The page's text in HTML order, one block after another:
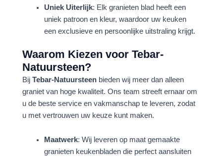
Uniek Uiterlijk: Elk granieten blad heeft een
uniek patroon en kleur, waardoor uw keuken
een exclusieve en persoonlijke uitstraling krijgt.
Waarom Kiezen voor Tebar-
Natuursteen?
Bij Tebar-Natuursteen bieden wij meer dan alleen
graniet van hoge kwaliteit. Ons team streeft ernaar om
u de beste service en vakmanschap te leveren, zodat
u met vertrouwen uw keuze kunt maken.
Maatwerk: Wij leveren op maat gemaakte
granieten keukenbladen die perfect aansluiten